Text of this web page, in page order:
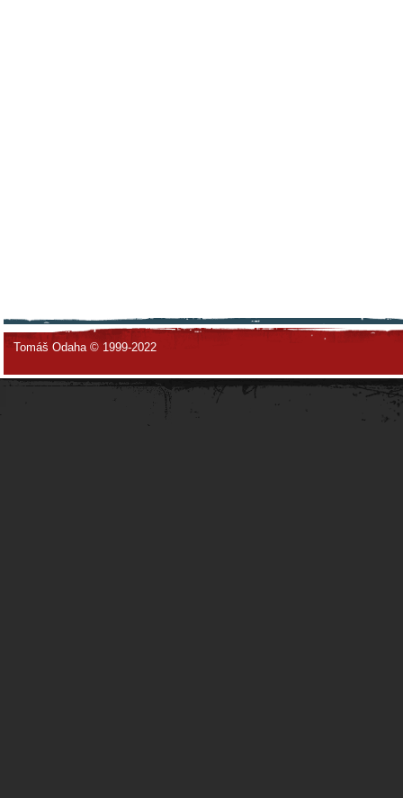
Tomáš Odaha © 1999-2022